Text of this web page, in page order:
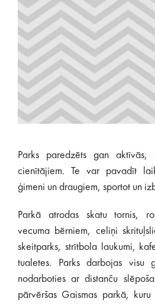
Parks paredzēts gan aktīvās,
cienītājiem. Te var pavadīt
ģimeni un draugiem, sportot un
Parkā atrodas skatu tornis,
vecuma bērniem, celiņi
skeitparks, strītbola laukumi,
tualetes. Parks darbojas visu
nodarboties ar distanču
pārvēršas Gaismas parkā,